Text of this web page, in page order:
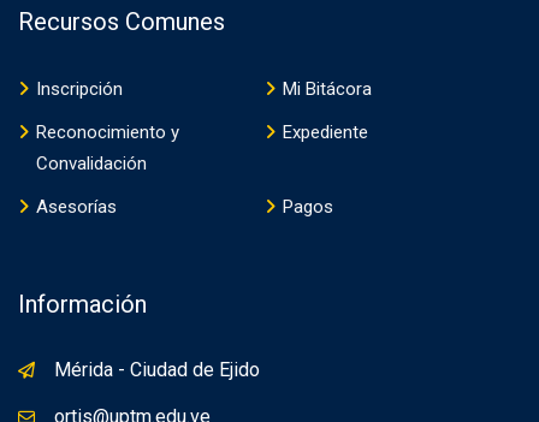
Recursos Comunes
Inscripción
Mi Bitácora
Reconocimiento y
Convalidación
Expediente
Asesorías Pagos
Información
Mérida - Ciudad de Ejido
ortis@uptm.edu.ve